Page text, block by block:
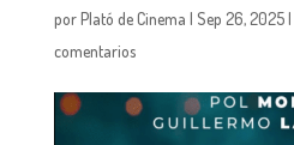
porPlató de Cinema | Sep 26, 2025|
comentarios